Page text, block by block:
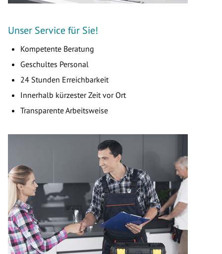
Unser Service für Sie!
Kompetente Beratung
Geschultes Personal
24 Stunden Erreichbarkeit
Innerhalb kürzester Zeit vor Ort
Transparente Arbeitsweise